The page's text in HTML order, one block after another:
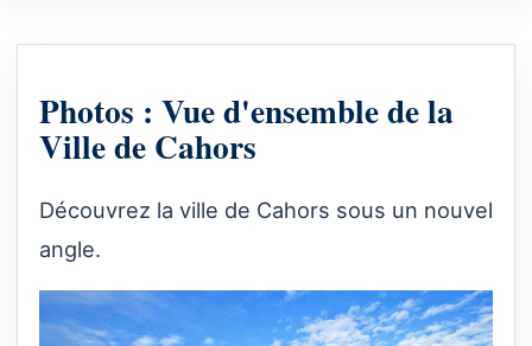
Photos : Vue d'ensemble de la
Ville de Cahors
Découvrez la ville de Cahors sous un nouvel
angle.